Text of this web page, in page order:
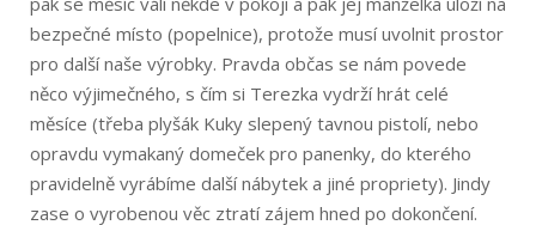
bezpečné místo (popelnice), protože musí uvolnit prostor
pro další naše výrobky. Pravda občas se nám povede
něco výjimečného, s čím si Terezka vydrží hrát celé
měsíce (třeba plyšák Kuky slepený tavnou pistolí, nebo
opravdu vymakaný domeček pro panenky, do kterého
pravidelně vyrábíme další nábytek a jiné propriety). Jindy
zase o vyrobenou věc ztratí zájem hned po dokončení.